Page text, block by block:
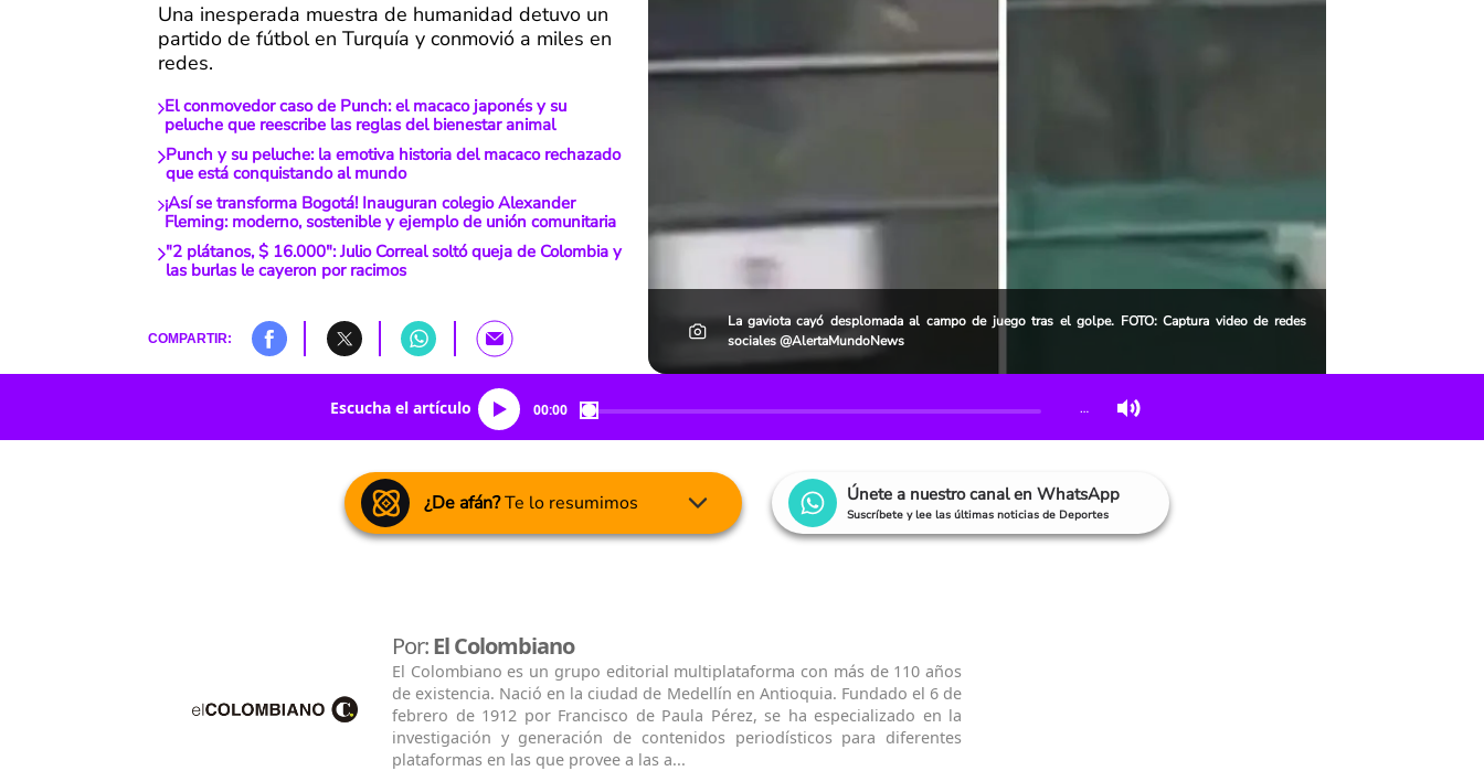
Una inesperada muestra de humanidad detuvo un
partido de fútbol en Turquía y conmovió a miles en
redes.
El conmovedor caso de Punch: el macaco japonés y su
peluche que reescribe las reglas del bienestar animal
Punch y su peluche: la emotiva historia del macaco rechazado
que está conquistando al mundo
¡Así se transforma Bogotá! Inauguran colegio Alexander
Fleming: moderno, sostenible y ejemplo de unión comunitaria
"2 plátanos, $ 16.000": Julio Correal soltó queja de Colombia y
las burlas le cayeron por racimos
COMPARTIR:
La gaviota cayó desplomada al campo de juego tras el golpe. FOTO: Captura video de redes
sociales @AlertaMundoNews
Escucha el artículo 00:00 …
¿De afán?Te lo resumimos Únete a nuestro canal en WhatsApp
Suscríbete y lee las últimas noticias de Deportes
Por:El Colombiano
El Colombiano es un grupo editorial multiplataforma con más de 110 años
de existencia. Nació en la ciudad de Medellín en Antioquia. Fundado el 6 de
febrero de 1912 por Francisco de Paula Pérez, se ha especializado en la
investigación y generación de contenidos periodísticos para diferentes
plataformas en las que provee a las a...